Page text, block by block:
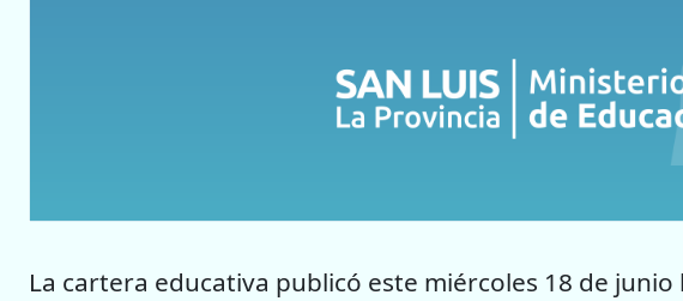
La cartera educativa publicó este miércoles 18 de